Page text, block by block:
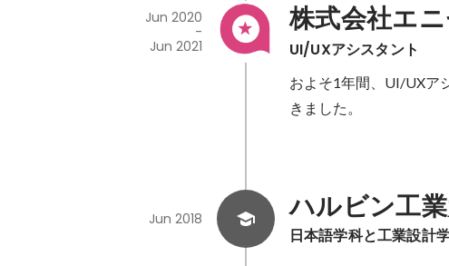
株式会社エ
UI/UXアシスタント
Jun 2020
-
Jun 2021
およそ1年間、UI/UXア
きました。
ハルビン工
日本語学科と工業設計
Jun 2018